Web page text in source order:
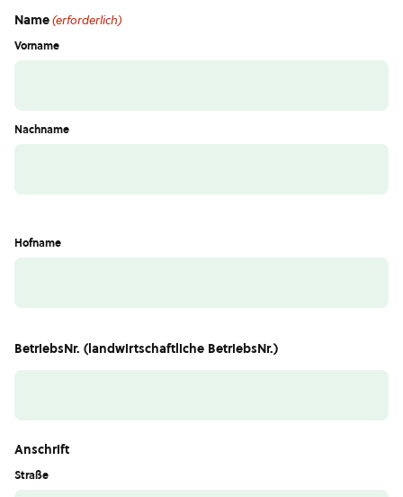
Name(erforderlich)
Vorname
Nachname
Hofname
BetriebsNr. (landwirtschaftliche BetriebsNr.)
Anschrift
Straße